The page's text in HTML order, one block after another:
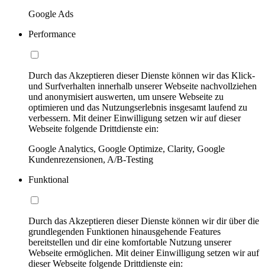
Google Ads
Performance
Durch das Akzeptieren dieser Dienste können wir das Klick-
und Surfverhalten innerhalb unserer Webseite nachvollziehen
und anonymisiert auswerten, um unsere Webseite zu
optimieren und das Nutzungserlebnis insgesamt laufend zu
verbessern. Mit deiner Einwilligung setzen wir auf dieser
Webseite folgende Drittdienste ein:
Google Analytics, Google Optimize, Clarity, Google
Kundenrezensionen, A/B-Testing
Funktional
Durch das Akzeptieren dieser Dienste können wir dir über die
grundlegenden Funktionen hinausgehende Features
bereitstellen und dir eine komfortable Nutzung unserer
Webseite ermöglichen. Mit deiner Einwilligung setzen wir auf
dieser Webseite folgende Drittdienste ein: